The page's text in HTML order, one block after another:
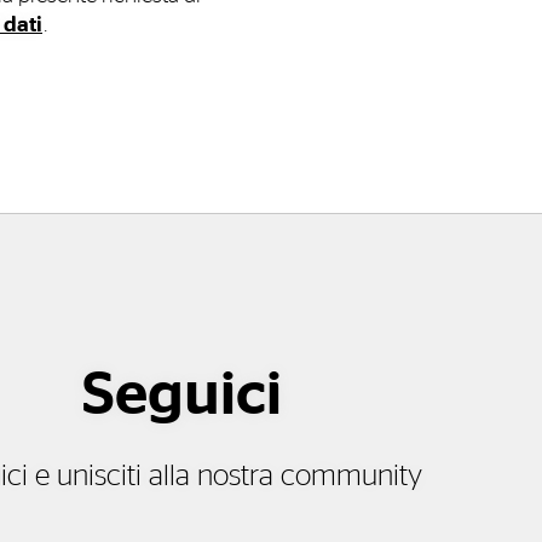
dati.
Seguici
e unisciti alla nostra community